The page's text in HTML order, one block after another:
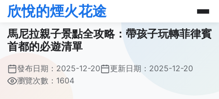
欣悅的煙火花途
馬尼拉親子景點全攻略：帶孩子玩轉菲律賓
首都的必遊清單
發布日期： 2025-12-20 更新日期： 2025-12-20
瀏覽次數：1604